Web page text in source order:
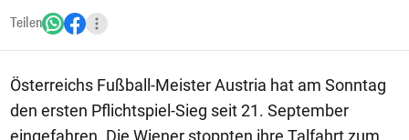
Teilen
Österreichs Fußball-Meister Austria hat am Sonntag
den ersten Pflichtspiel-Sieg seit 21. September
eingefahren. Die Wiener stoppten ihre Talfahrt zum